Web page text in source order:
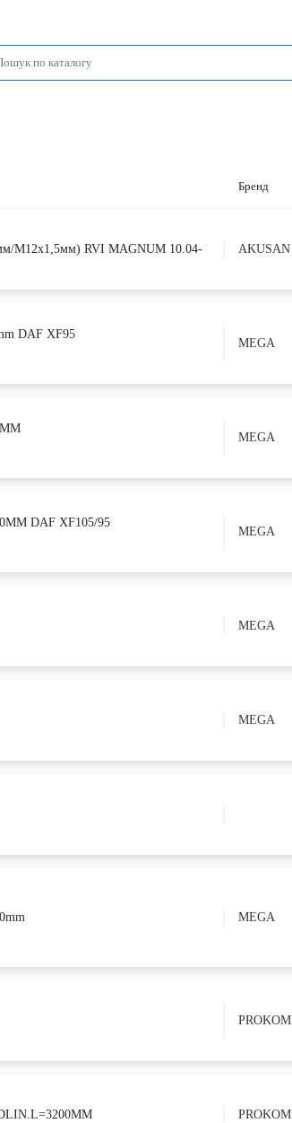
Бренд
M12x1,5мм) RVI MAGNUM 10.04- AKUSAN
DAF XF95
MEGA
MEGA
DAF XF105/95
MEGA
MEGA
MEGA
MEGA
PROKOM
PROKOM